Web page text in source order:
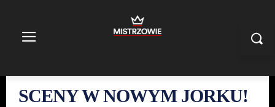
SCENY W NOWYM JORKU!